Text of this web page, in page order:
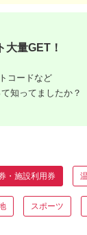
大量GET！
コードなど
知ってましたか？
・施設利用券
スポーツ